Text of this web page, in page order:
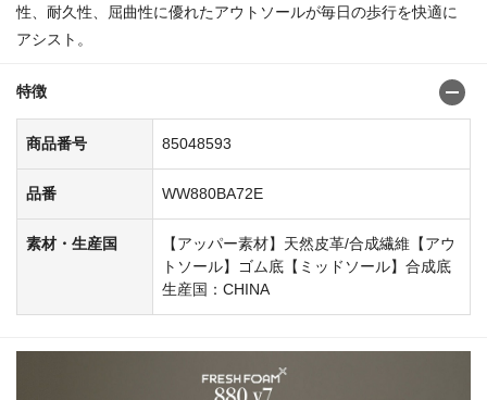
性、耐久性、屈曲性に優れたアウトソールが毎日の歩行を快適に
アシスト。
特徴
商品番号 85048593
品番 WW880BA72E
素材・生産国
【アッパー素材】天然皮革/合成繊維【アウ
トソール】ゴム底【ミッドソール】合成底
生産国：CHINA